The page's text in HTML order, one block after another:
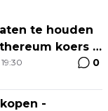
te houden
koers -
0
-